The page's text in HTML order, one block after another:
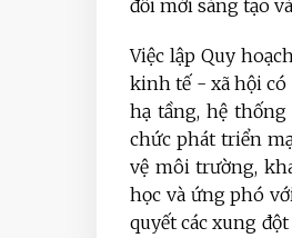
đổi mới sáng tạo
Việc lập Quy
kinh tế - xã hội có
hạ tầng, hệ
chức phát triển
vệ môi trường,
học và ứng phó
quyết các xung